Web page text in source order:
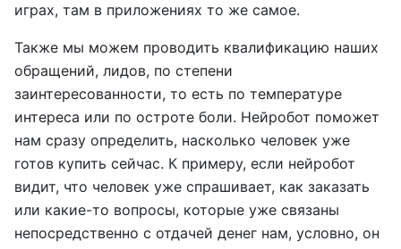
играх, там в приложениях то же самое.
Также мы можем проводить квалификацию наших
обращений, лидов, по степени
заинтересованности, то есть по температуре
интереса или по остроте боли. Нейробот поможет
нам сразу определить, насколько человек уже
готов купить сейчас. К примеру, если нейробот
видит, что человек уже спрашивает, как заказать
или какие-то вопросы, которые уже связаны
непосредственно с отдачей денег нам, условно, он